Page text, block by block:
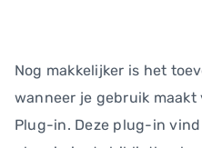
Nog makkelijker is het
wanneer je gebruik maakt
Plug-in. Deze plug-in